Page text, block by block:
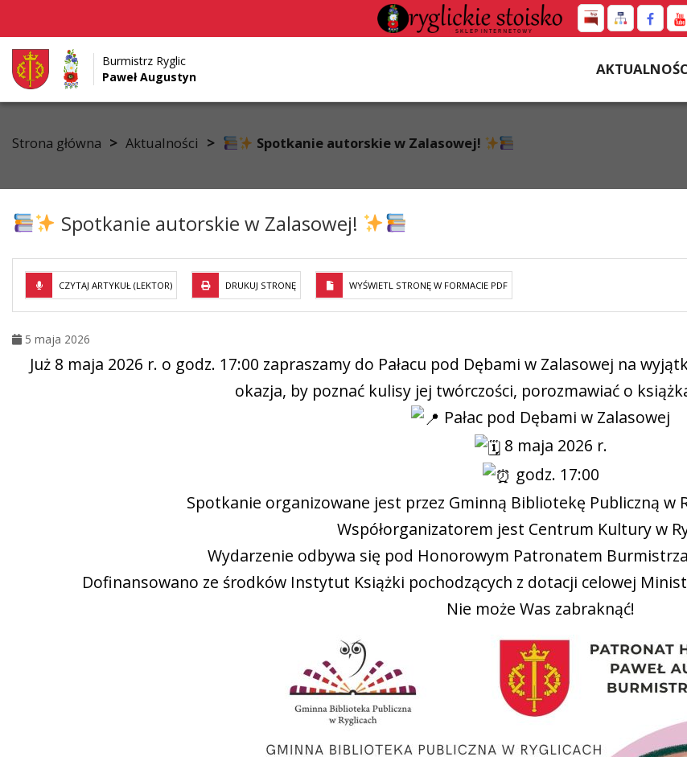
Przejdź do menu
Przejdź do głównej treści strony
Przejdź do stopki strony
Burmistrz Ryglic
Paweł Augustyn
Strona główna > Aktualności > Spotkanie autorskie w Zalasowej!
Spotkanie autorskie w Zalasowej!
CZYTAJ ARTYKUŁ (LEKTOR) DRUKUJ STRONĘ WYŚWIETL STRONĘ W FORMACIE PDF
5 maja 2026
Już 8 maja 2026 r. o godz. 17:00 zapraszamy do Pałacu pod Dębami w Zalasowej na
okazja, by poznać kulisy jej twórczości, porozmawiać o
Pałac pod Dębami w Zalasowej
8 maja 2026 r.
godz. 17:00
Spotkanie organizowane jest przez Gminną Bibliotekę Publiczną w
Współorganizatorem jest Centrum Kultury w
Wydarzenie odbywa się pod Honorowym Patronatem Burmistrza
Dofinansowano ze środków Instytut Książki pochodzących z dotacji celowej
Nie może Was zabraknąć!